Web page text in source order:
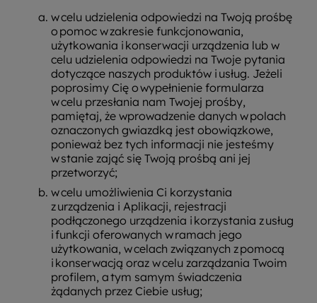
w celu udzielenia odpowiedzi na Twoją prośbę
o pomoc w zakresie funkcjonowania,
użytkowania i konserwacji urządzenia lub w
celu udzielenia odpowiedzi na Twoje pytania
dotyczące naszych produktów i usług. Jeżeli
poprosimy Cię o wypełnienie formularza
w celu przesłania nam Twojej prośby,
pamiętaj, że wprowadzenie danych w polach
oznaczonych gwiazdką jest obowiązkowe,
ponieważ bez tych informacji nie jesteśmy
w stanie zająć się Twoją prośbą ani jej
przetworzyć;
w celu umożliwienia Ci korzystania
z urządzenia i Aplikacji, rejestracji
podłączonego urządzenia i korzystania z usług
i funkcji oferowanych w ramach jego
użytkowania, w celach związanych z pomocą
i konserwacją oraz w celu zarządzania Twoim
profilem, a tym samym świadczenia
żądanych przez Ciebie usług;